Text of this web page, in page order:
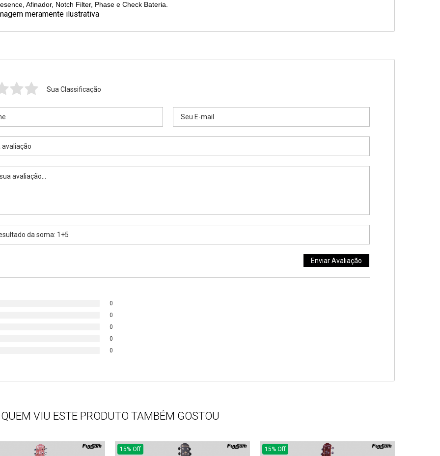
Afinador, Notch Filter, Phase e Check Bateria.
meramente ilustrativa
Sua Classificação
0
0
0
0
0
QUEM VIU ESTE PRODUTO TAMBÉM GOSTOU
15% Off 15% Off